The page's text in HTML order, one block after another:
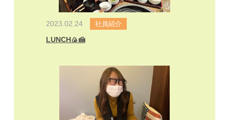
2023.02.24 社員紹介
LUNCH🍙🍰